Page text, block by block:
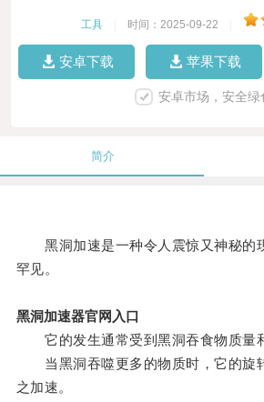
工具 时间：2025-09-22
安卓下载 苹果下载
安卓市场，安全绿
简介
黑洞加速是一种令人震惊又神秘的
罕见。
黑洞加速器官网入口
它的发生通常受到黑洞吞食物质量和
当黑洞吞噬更多的物质时，它的旋
之加速。